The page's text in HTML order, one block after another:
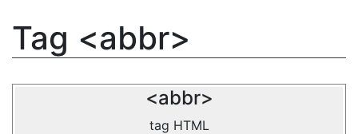
Tag <abbr>
<abbr>
tag HTML